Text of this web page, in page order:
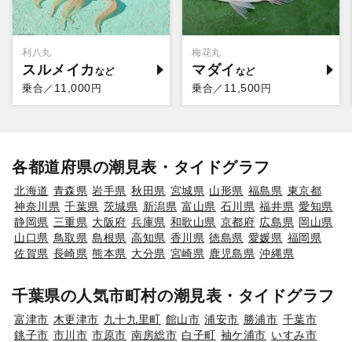
利八丸
スルメイカ
乗合／ 11,000円
梅花丸
マダイ
乗合／ 11,500円
各都道府県の潮見表・タイドグラフ
北海道 青森県 岩手県 秋田県 宮城県 山形県 福島県 東京都
神奈川県 千葉県 茨城県 新潟県 富山県 石川県 福井県 愛知県
静岡県 三重県 大阪府 兵庫県 和歌山県 京都府 広島県 岡山県
山口県 鳥取県 島根県 高知県 香川県 徳島県 愛媛県 福岡県
佐賀県 長崎県 熊本県 大分県 宮崎県 鹿児島県 沖縄県
千葉県の人気市町村の潮見表・タイドグラフ
富津市 木更津市 九十九里町 館山市 浦安市 勝浦市 千葉市
銚子市 市川市 市原市 南房総市 白子町 袖ケ浦市 いすみ市